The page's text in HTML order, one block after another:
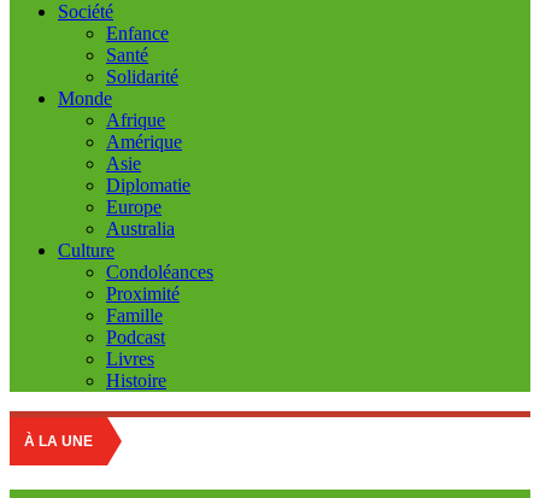
Société
Enfance
Santé
Solidarité
Monde
Afrique
Amérique
Asie
Diplomatie
Europe
Australia
Culture
Condoléances
Proximité
Famille
Podcast
Livres
Histoire
À LA UNE